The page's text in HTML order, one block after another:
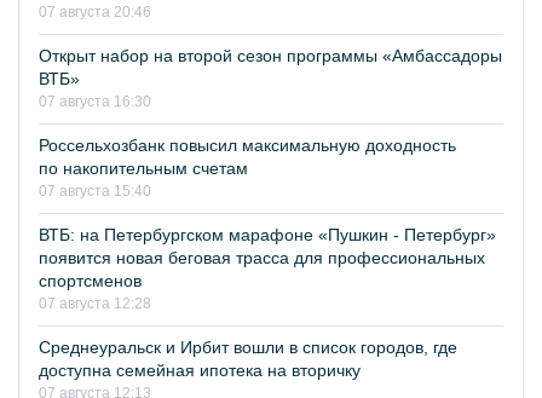
07 августа 20:46
Открыт набор на второй сезон программы «Амбассадоры
ВТБ»
07 августа 16:30
Россельхозбанк повысил максимальную доходность
по накопительным счетам
07 августа 15:40
ВТБ: на Петербургском марафоне «Пушкин - Петербург»
появится новая беговая трасса для профессиональных
спортсменов
07 августа 12:28
Среднеуральск и Ирбит вошли в список городов, где
доступна семейная ипотека на вторичку
07 августа 12:13